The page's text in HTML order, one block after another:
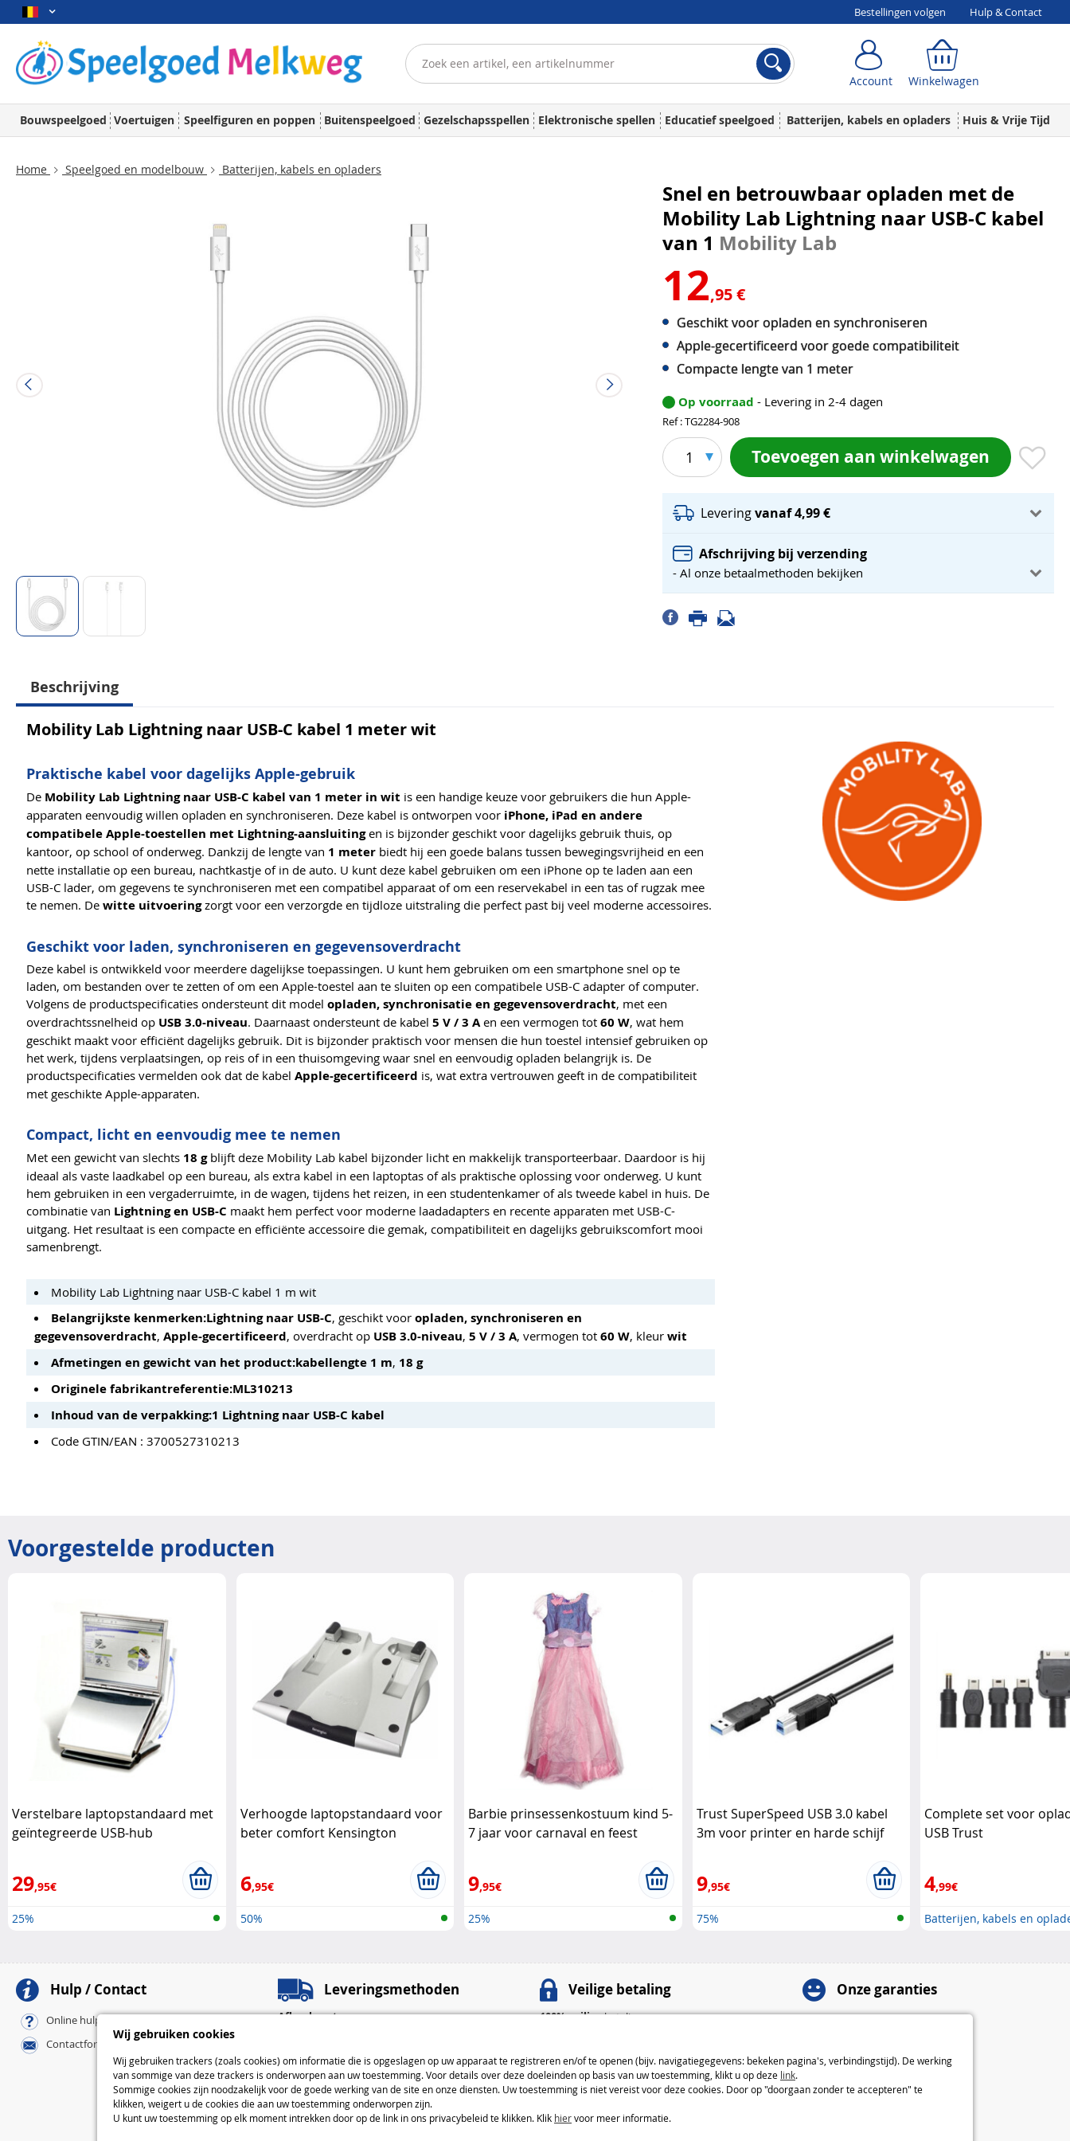
Wij gebruiken cookies
Wij gebruiken trackers (zoals cookies) om informatie die is opgeslagen op uw apparaat te registreren en/of te openen (bijv. navigatiegegevens: bekeken pagina's, verbindingstijd). De werking
van sommige van deze trackers is onderworpen aan uw toestemming. Voor details over deze doeleinden op basis van uw toestemming, klikt u op deze link.
Sommige cookies zijn noodzakelijk voor de goede werking van de site en onze diensten. Uw toestemming is niet vereist voor deze cookies. Door op "doorgaan zonder te accepteren" te
klikken, weigert u de cookies die aan uw toestemming onderworpen zijn.
U kunt uw toestemming op elk moment intrekken door op de link in ons privacybeleid te klikken. Klik hiervoor meer informatie.
Bestellingen volgen Hulp & Contact
Account Winkelwagen
Bouwspeelgoed Voertuigen Speelfiguren en poppen Buitenspeelgoed Gezelschapsspellen Elektronische spellen Educatief speelgoed Batterijen, kabels en opladers Huis & Vrije Tijd
Home Speelgoed en modelbouw Batterijen, kabels en opladers
Snel en betrouwbaar opladen met de
Mobility Lab Lightning naar USB-C kabel
van 1 Mobility Lab
12,95 €
Geschikt voor opladen en synchroniseren
Apple-gecertificeerd voor goede compatibiliteit
Compacte lengte van 1 meter
Op voorraad - Levering in 2-4 dagen
Ref : TG2284-908
1 Toevoegen aan winkelwagen
Leveringvanaf 4,99 €
Afschrijving bij verzending
- Al onze betaalmethoden bekijken
Beschrijving
Mobility Lab Lightning naar USB-C kabel 1 meter wit
Praktische kabel voor dagelijks Apple-gebruik
De Mobility Lab Lightning naar USB-C kabel van 1 meter in wit is een handige keuze voor gebruikers die hun Apple-
apparaten eenvoudig willen opladen en synchroniseren. Deze kabel is ontworpen voor iPhone, iPad en andere
compatibele Apple-toestellen met Lightning-aansluitingen is bijzonder geschikt voor dagelijks gebruik thuis, op
kantoor, op school of onderweg. Dankzij de lengte van 1 meter biedt hij een goede balans tussen bewegingsvrijheid en een
nette installatie op een bureau, nachtkastje of in de auto. U kunt deze kabel gebruiken om een iPhone op te laden aan een
USB-C lader, om gegevens te synchroniseren met een compatibel apparaat of om een reservekabel in een tas of rugzak mee
te nemen. De witte uitvoeringzorgt voor een verzorgde en tijdloze uitstraling die perfect past bij veel moderne accessoires.
Geschikt voor laden, synchroniseren en gegevensoverdracht
Deze kabel is ontwikkeld voor meerdere dagelijkse toepassingen. U kunt hem gebruiken om een smartphone snel op te
laden, om bestanden over te zetten of om een Apple-toestel aan te sluiten op een compatibele USB-C adapter of computer.
Volgens de productspecificaties ondersteunt dit model opladen, synchronisatie en gegevensoverdracht, met een
overdrachtssnelheid op USB 3.0-niveau. Daarnaast ondersteunt de kabel 5 V / 3 Aen een vermogen tot 60 W, wat hem
geschikt maakt voor efficiënt dagelijks gebruik. Dit is bijzonder praktisch voor mensen die hun toestel intensief gebruiken op
het werk, tijdens verplaatsingen, op reis of in een thuisomgeving waar snel en eenvoudig opladen belangrijk is. De
productspecificaties vermelden ook dat de kabel Apple-gecertificeerd is, wat extra vertrouwen geeft in de compatibiliteit
met geschikte Apple-apparaten.
Compact, licht en eenvoudig mee te nemen
Met een gewicht van slechts 18 gblijft deze Mobility Lab kabel bijzonder licht en makkelijk transporteerbaar. Daardoor is hij
ideaal als vaste laadkabel op een bureau, als extra kabel in een laptoptas of als praktische oplossing voor onderweg. U kunt
hem gebruiken in een vergaderruimte, in de wagen, tijdens het reizen, in een studentenkamer of als tweede kabel in huis. De
combinatie van Lightning en USB-C maakt hem perfect voor moderne laadadapters en recente apparaten met USB-C-
uitgang. Het resultaat is een compacte en efficiënte accessoire die gemak, compatibiliteit en dagelijks gebruikscomfort mooi
samenbrengt.
Mobility Lab Lightning naar USB-C kabel 1 m wit
Belangrijkste kenmerken:Lightning naar USB-C, geschikt voor opladen, synchroniseren en
gegevensoverdracht, Apple-gecertificeerd, overdracht op USB 3.0-niveau, 5 V / 3 A, vermogen tot 60 W, kleur wit
Afmetingen en gewicht van het product:kabellengte 1 m, 18 g
Originele fabrikantreferentie:ML310213
Inhoud van de verpakking:1 Lightning naar USB-C kabel
Code GTIN/EAN : 3700527310213
Voorgestelde producten
Verstelbare laptopstandaard met
geïntegreerde USB-hub
29,95€
25%
Verhoogde laptopstandaard voor
beter comfort Kensington
6,95€
50%
Barbie prinsessenkostuum kind 5-
7 jaar voor carnaval en feest
9,95€
25%
Trust SuperSpeed USB 3.0 kabel
3m voor printer en harde schijf
9,95€
75%
Complete set voor
USB Trust
4,99€
Batterijen, kabels en
Hulp / Contact
Online hulp / FAQ
Contactformulier
Leveringsmethoden
Afhaalpunten
Bij u thuis
Standaard
: 7,99 € van 3 tot 4 dagen
Express
: 9,99 € van 2 tot 3 dagen
Leveringsmethoden
Veilige betaling
100% veiligebetalingen
Onze garanties
Herroepingsrecht van 14 dagen
Over ons
Juridische informatie
Account Winkelwagen